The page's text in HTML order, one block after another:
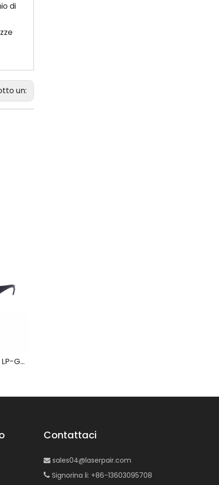
di
un:
Contattaci
 sales04@laserpair.com
 Signorina li: +86-13603095708